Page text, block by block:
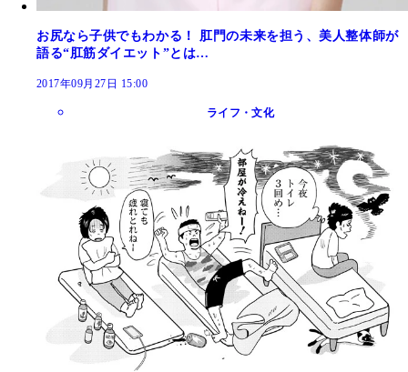
お尻なら子供でもわかる！ 肛門の未来を担う、美人整体師が
語る“肛筋ダイエット”とは…
2017年09月27日 15:00
ライフ・文化